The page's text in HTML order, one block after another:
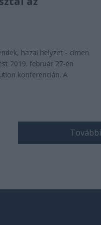
hazai helyzet - címen
2019. február 27-én
konferencián. A